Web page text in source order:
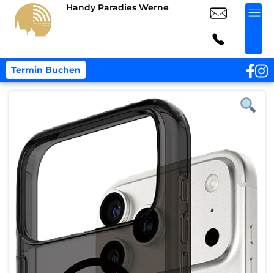
Handy Paradies Werne
Termin Buchen